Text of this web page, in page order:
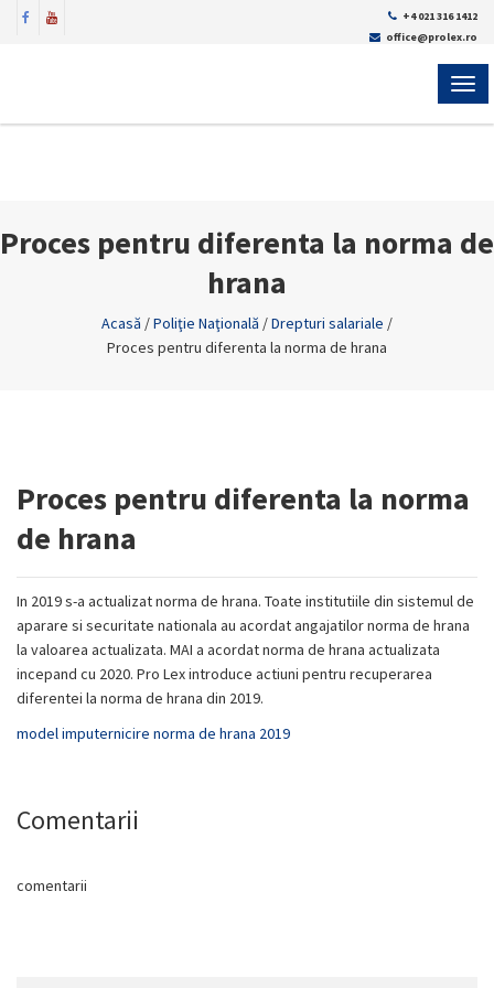
+4 021 316 1412
office@prolex.ro
Proces pentru diferenta la norma de
hrana
Acasă /Poliţie Naţională /Drepturi salariale /
Proces pentru diferenta la norma de hrana
Proces pentru diferenta la norma
de hrana
In 2019 s-a actualizat norma de hrana. Toate institutiile din sistemul de
aparare si securitate nationala au acordat angajatilor norma de hrana
la valoarea actualizata. MAI a acordat norma de hrana actualizata
incepand cu 2020. Pro Lex introduce actiuni pentru recuperarea
diferentei la norma de hrana din 2019.
model imputernicire norma de hrana 2019
Comentarii
comentarii